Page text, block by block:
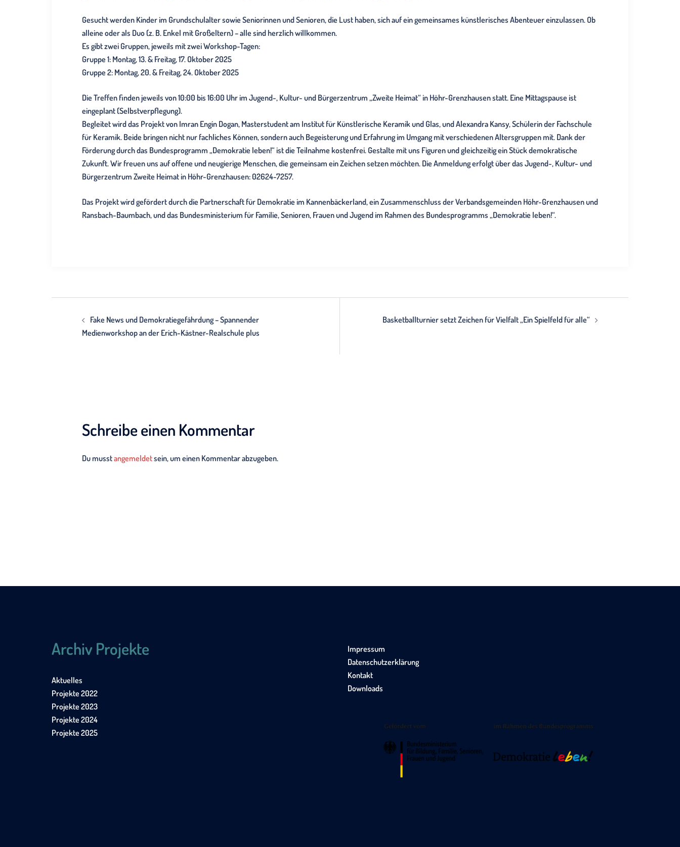
Gesucht werden Kinder im Grundschulalter sowie Seniorinnen und Senioren, die Lust haben, sich auf ein gemeinsames künstlerisches Abenteuer einzulassen. Ob
alleine oder als Duo (z. B. Enkel mit Großeltern) – alle sind herzlich willkommen.
Es gibt zwei Gruppen, jeweils mit zwei Workshop-Tagen:
Gruppe 1: Montag, 13. & Freitag, 17. Oktober 2025
Gruppe 2: Montag, 20. & Freitag, 24. Oktober 2025
Die Treffen finden jeweils von 10:00 bis 16:00 Uhr im Jugend-, Kultur- und Bürgerzentrum „Zweite Heimat“ in Höhr-Grenzhausen statt. Eine Mittagspause ist
eingeplant (Selbstverpflegung).
Begleitet wird das Projekt von Imran Engin Dogan, Masterstudent am Institut für Künstlerische Keramik und Glas, und Alexandra Kansy, Schülerin der Fachschule
für Keramik. Beide bringen nicht nur fachliches Können, sondern auch Begeisterung und Erfahrung im Umgang mit verschiedenen Altersgruppen mit. Dank der
Förderung durch das Bundesprogramm „Demokratie leben!“ ist die Teilnahme kostenfrei. Gestalte mit uns Figuren und gleichzeitig ein Stück demokratische
Zukunft. Wir freuen uns auf offene und neugierige Menschen, die gemeinsam ein Zeichen setzen möchten. Die Anmeldung erfolgt über das Jugend-, Kultur- und
Bürgerzentrum Zweite Heimat in Höhr-Grenzhausen: 02624-7257.
Das Projekt wird gefördert durch die Partnerschaft für Demokratie im Kannenbäckerland, ein Zusammenschluss der Verbandsgemeinden Höhr-Grenzhausen und
Ransbach-Baumbach, und das Bundesministerium für Familie, Senioren, Frauen und Jugend im Rahmen des Bundesprogramms „Demokratie leben!“.
Fake News und Demokratiegefährdung – Spannender
Medienworkshop an der Erich-Kästner-Realschule plus
Basketballturnier setzt Zeichen für Vielfalt „Ein Spielfeld für alle“
Schreibe einen Kommentar
Du musstangemeldetsein, um einen Kommentar abzugeben.
Archiv Projekte
Aktuelles
Projekte 2022
Projekte 2023
Projekte 2024
Projekte 2025
Impressum
Datenschutzerklärung
Kontakt
Downloads